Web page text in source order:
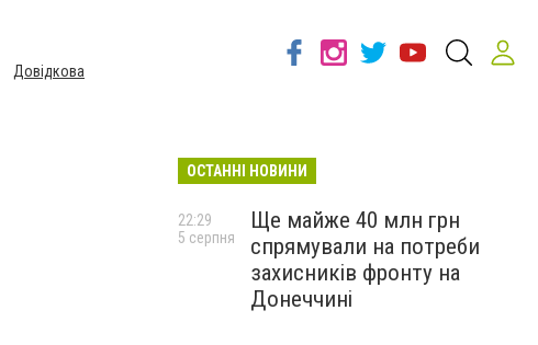
Довідкова
ОСТАННІ НОВИНИ
Ще майже 40 млн грн
спрямували на потреби
захисників фронту на
Донеччині
22:29
5 серпня